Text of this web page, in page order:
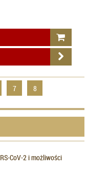
7
8
CoV-2 i możliwości